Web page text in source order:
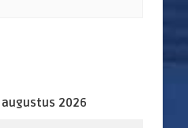
augustus 2026